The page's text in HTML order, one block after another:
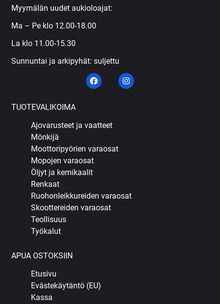
Myymälän uudet aukioloajat:
Ma – Pe klo 12.00-18.00
La klo 11.00-15.30
Sunnuntai ja arkipyhät: suljettu
TUOTEVALIKOIMA
Ajovarusteet ja vaatteet
Mönkijä
Moottoripyörien varaosat
Mopojen varaosat
Öljyt ja kemikaalit
Renkaat
Ruohonleikkureiden varaosat
Skoottereiden varaosat
Teollisuus
Työkalut
APUA OSTOKSIIN
Etusivu
Evästekäytäntö (EU)
Kassa